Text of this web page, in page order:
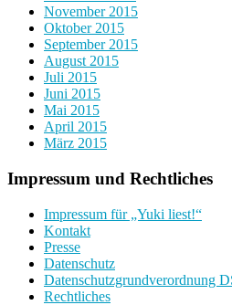
November 2015
Oktober 2015
September 2015
August 2015
Juli 2015
Juni 2015
Mai 2015
April 2015
März 2015
Impressum und Rechtliches
Impressum für „Yuki liest!“
Kontakt
Presse
Datenschutz
Datenschutzgrundverordnung
Rechtliches